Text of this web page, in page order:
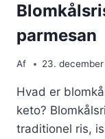
parmesan
Af 23.
Hvad er
keto?
traditionel ris,